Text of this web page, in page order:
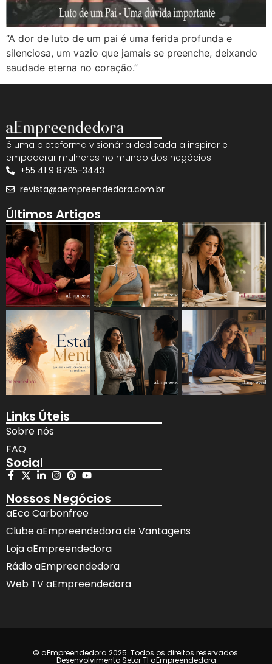
“A dor de luto de um pai é uma ferida profunda e
silenciosa, um vazio que jamais se preenche, deixando
saudade eterna no coração.”
é uma plataforma visionária dedicada a inspirar e
empoderar mulheres no mundo dos negócios.
+55 41 9 8795-3443
revista@aempreendedora.com.br
Últimos Artigos
Links Úteis
Sobre nós
FAQ
Social
Nossos Negócios
aEco Carbonfree
Clube aEmpreendedora de Vantagens
Loja aEmpreendedora
Rádio aEmpreendedora
Web TV aEmpreendedora
© aEmpreendedora 2025. Todos os direitos reservados.
Desenvolvimento Setor TI aEmpreendedora